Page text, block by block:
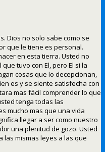
Dios no solo sabe como se
que le tiene es personal.
en esta tierra. Usted no
tuvo con El, pero El si la
cosas que lo decepcionan,
es y se siente satisfecha con
mas fácil comprender lo que
tenga todas las
mucho mas que una vida
llegar a ser como nuestro
una plenitud de gozo. Usted
las mismas leyes a las que